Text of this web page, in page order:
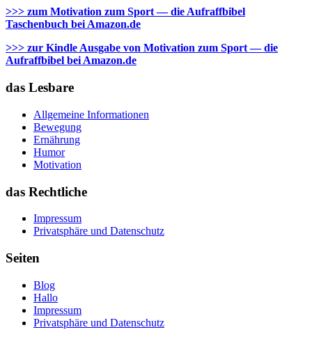
>>> zum Motivation zum Sport — die Aufraffbibel
Taschenbuch bei Amazon.de
>>> zur Kindle Ausgabe von Motivation zum Sport — die
Aufraffbibel bei Amazon.de
das Lesbare
Allgemeine Informationen
Bewegung
Ernährung
Humor
Motivation
das Rechtliche
Impressum
Privatsphäre und Datenschutz
Seiten
Blog
Hallo
Impressum
Privatsphäre und Datenschutz